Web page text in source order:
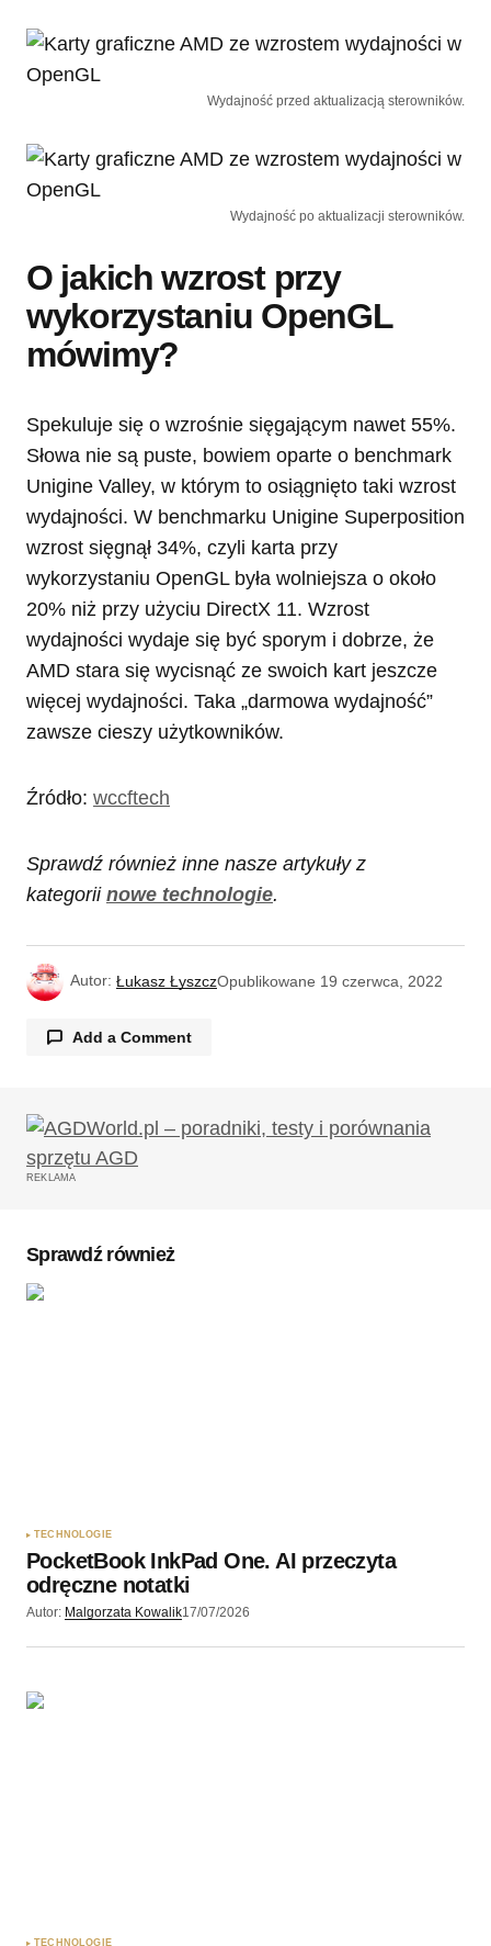
Wydajność przed aktualizacją sterowników.
Wydajność po aktualizacji sterowników.
O jakich wzrost przy
wykorzystaniu OpenGL
mówimy?
Spekuluje się o wzrośnie sięgającym nawet 55%.
Słowa nie są puste, bowiem oparte o benchmark
Unigine Valley, w którym to osiągnięto taki wzrost
wydajności. W benchmarku Unigine Superposition
wzrost sięgnął 34%, czyli karta przy
wykorzystaniu OpenGL była wolniejsza o około
20% niż przy użyciu DirectX 11. Wzrost
wydajności wydaje się być sporym i dobrze, że
AMD stara się wycisnąć ze swoich kart jeszcze
więcej wydajności. Taka „darmowa wydajność”
zawsze cieszy użytkowników.
Źródło: wccftech
Sprawdź również inne nasze artykuły z
kategorii nowe technologie.
Autor: Łukasz ŁyszczOpublikowane 19 czerwca, 2022
Add a Comment
Twój adres email nie zostanie opublikowany.
Wymagane pola są oznaczone
Wyślij komentarz
REKLAMA
Sprawdź również
TECHNOLOGIE
PocketBook InkPad One. AI przeczyta
odręczne notatki
Autor: Malgorzata Kowalik17/07/2026
TECHNOLOGIE